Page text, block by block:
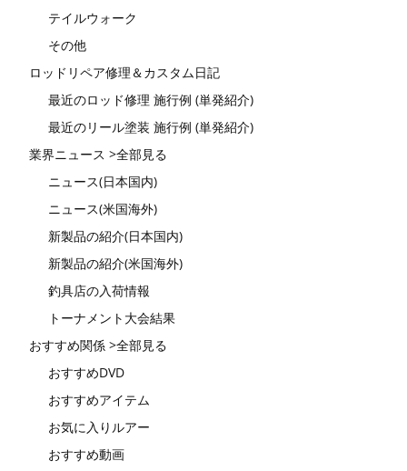
テイルウォーク
その他
ロッドリペア修理＆カスタム日記
最近のロッド修理 施行例 (単発紹介)
最近のリール塗装 施行例 (単発紹介)
業界ニュース >全部見る
ニュース(日本国内)
ニュース(米国海外)
新製品の紹介(日本国内)
新製品の紹介(米国海外)
釣具店の入荷情報
トーナメント大会結果
おすすめ関係 >全部見る
おすすめDVD
おすすめアイテム
お気に入りルアー
おすすめ動画